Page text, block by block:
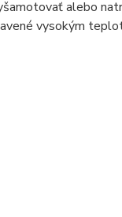
alebo
vysokým